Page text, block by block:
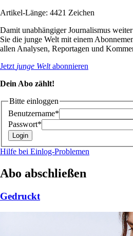
Artikel-Länge: 4421 Zeichen
Damit unabhängiger Journalismus
Sie die junge Welt mit einem
allen Analysen, Reportagen und
Jetzt junge Weltabonnieren
Dein Abo zählt!
Bitte einloggen
Benutzername*
Passwort*
Hilfe bei Einlog-Problemen
Abo abschließen
Gedruckt